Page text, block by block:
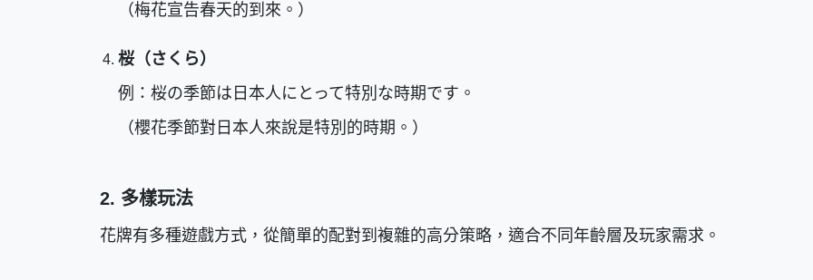
（梅花宣告春天的到來。）
桜（さくら）
例：桜の季節は日本人にとって特別な時期です。
（櫻花季節對日本人來說是特別的時期。）
2. 多樣玩法
花牌有多種遊戲方式，從簡單的配對到複雜的高分策略，適合不同年齡層及玩家需求。